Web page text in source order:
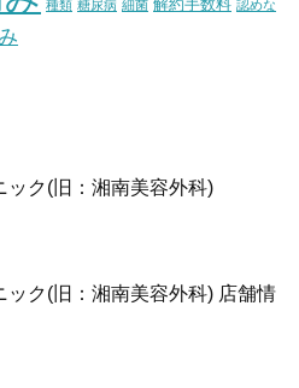
種類 糖尿病 細菌 解約手数料 認めな
ック(旧：湘南美容外科)
ック(旧：湘南美容外科) 店舗情